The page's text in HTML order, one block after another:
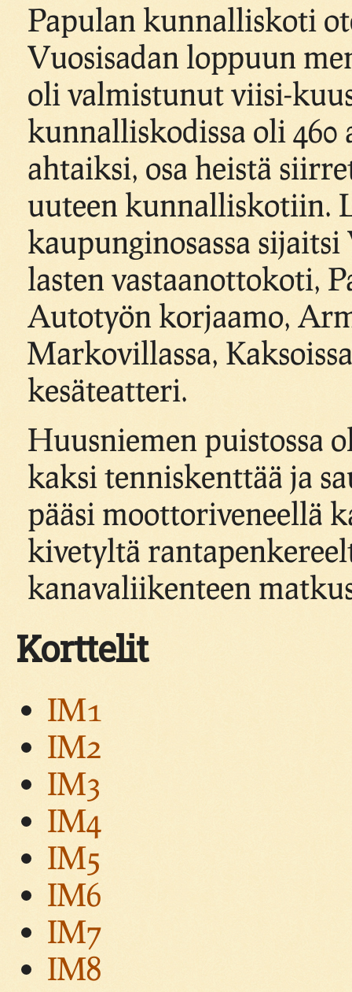
Papulan kunnalliskoti
Vuosisadan loppuun
oli valmistunut viisi-
kunnalliskodissa oli 460
ahtaiksi, osa heistä
uuteen kunnalliskotiin.
kaupunginosassa
lasten vastaanottokoti,
Autotyön korjaamo,
Markovillassa,
kesäteatteri.
Huusniemen puistossa
kaksi tenniskenttää ja
pääsi moottoriveneellä
kivetyltä
kanavaliikenteen
Korttelit
IM1
IM2
IM3
IM4
IM5
IM6
IM7
IM8